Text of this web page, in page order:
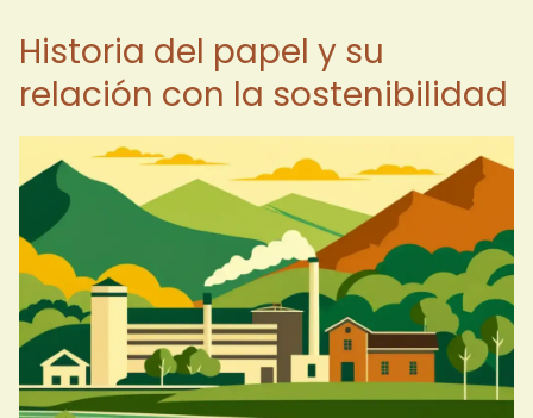
Historia del papel y su
relación con la sostenibilidad